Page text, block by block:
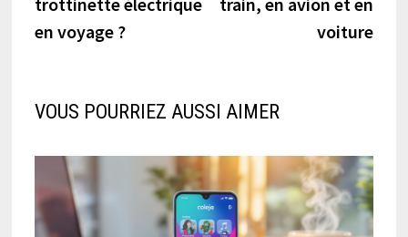
en voyage ?
voiture
VOUS POURRIEZ AUSSI AIMER